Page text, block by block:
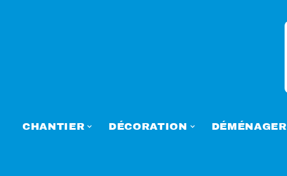
CHANTIER DÉCORATION DÉMÉNAGER